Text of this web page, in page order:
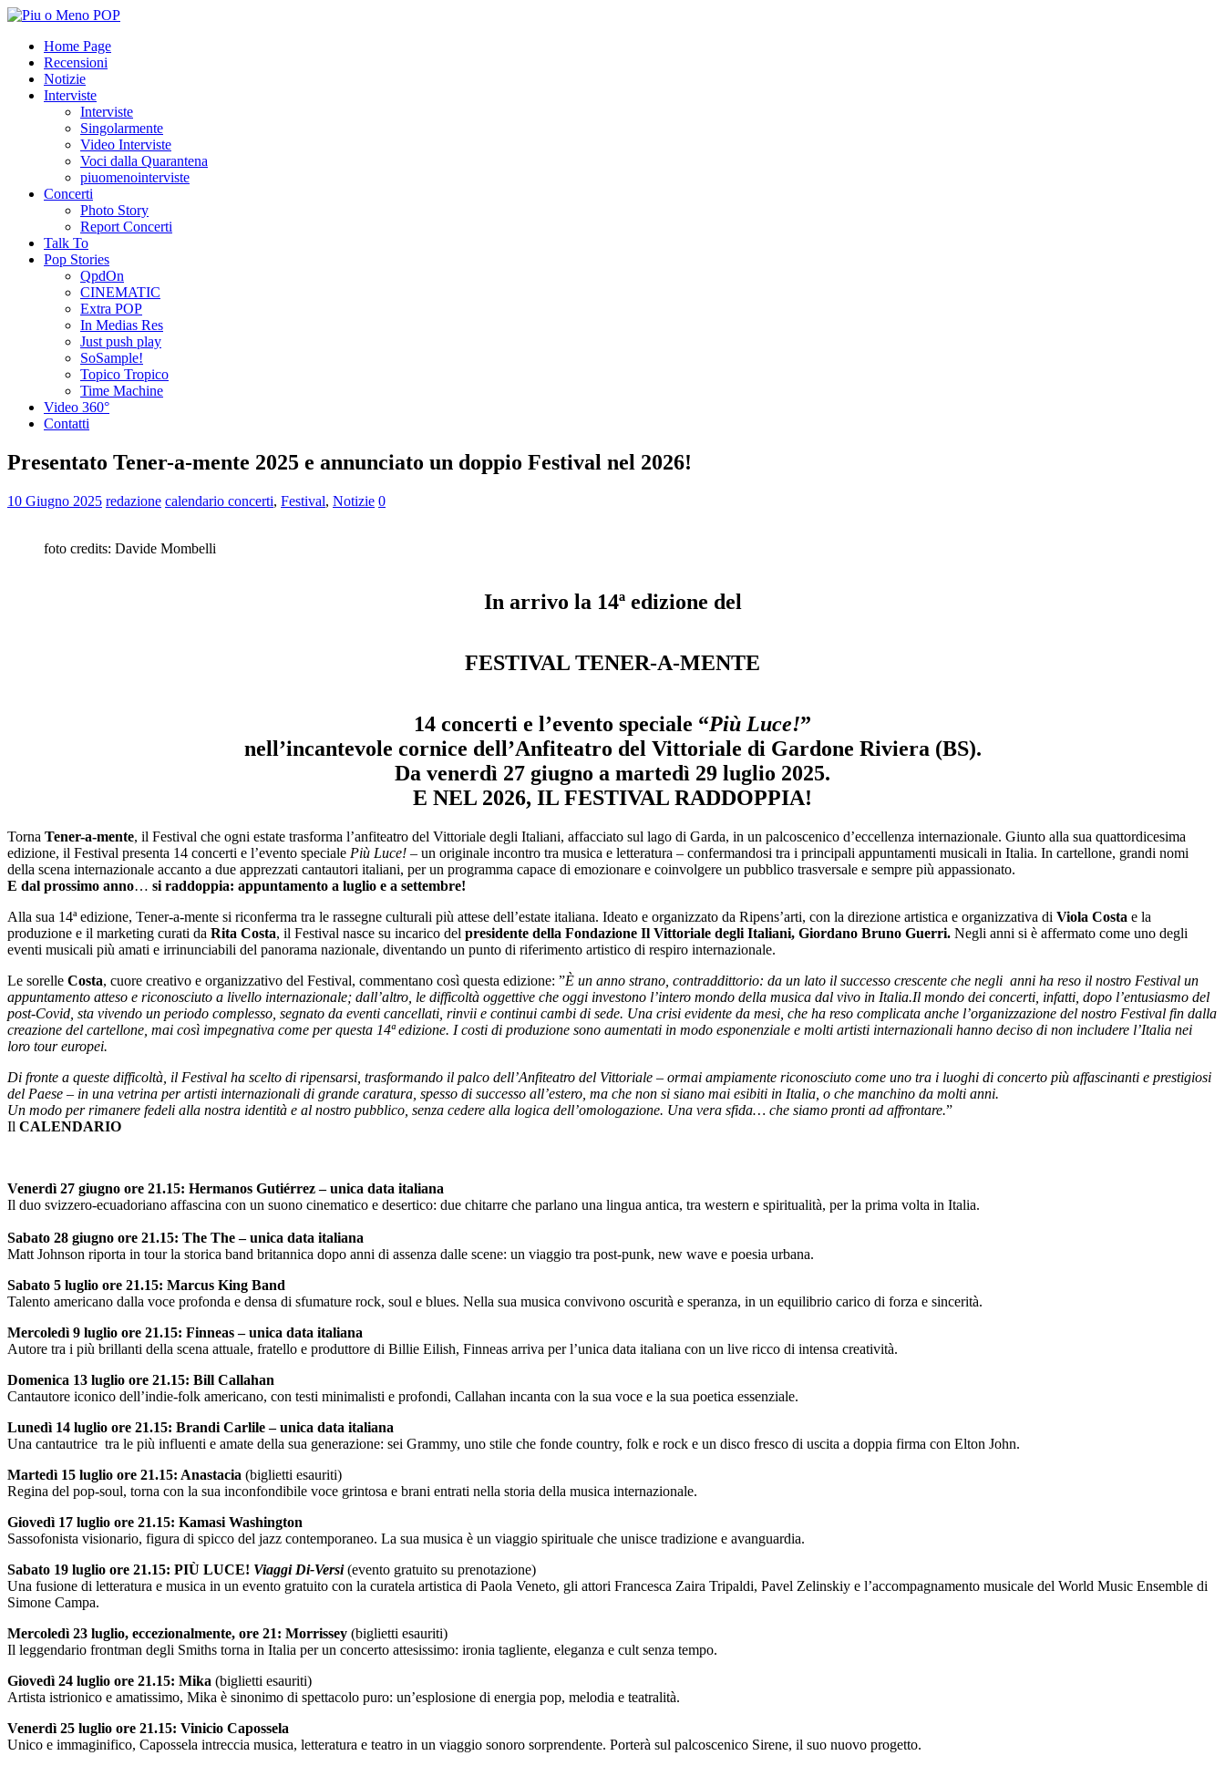
Home Page
Recensioni
Notizie
Interviste
Interviste
Singolarmente
Video Interviste
Voci dalla Quarantena
piuomenointerviste
Concerti
Photo Story
Report Concerti
Talk To
Pop Stories
QpdOn
CINEMATIC
Extra POP
In Medias Res
Just push play
SoSample!
Topico Tropico
Time Machine
Video 360°
Contatti
Presentato Tener-a-mente 2025 e annunciato un doppio Festival nel 2026!
10 Giugno 2025 redazione calendario concerti, Festival, Notizie 0
foto credits: Davide Mombelli
In arrivo la 14ª edizione del
FESTIVAL TENER-A-MENTE
14 concerti e l’evento speciale “Più Luce!”
nell’incantevole cornice dell’Anfiteatro del Vittoriale di Gardone Riviera (BS).
Da venerdì 27 giugno a martedì 29 luglio 2025.
E NEL 2026, IL FESTIVAL RADDOPPIA!
Torna Tener-a-mente, il Festival che ogni estate trasforma l’anfiteatro del Vittoriale degli Italiani, affacciato sul lago di Garda, in un palcoscenico d’eccellenza internazionale. Giunto alla sua quattordicesima
edizione, il Festival presenta 14 concerti e l’evento speciale Più Luce! – un originale incontro tra musica e letteratura – confermandosi tra i principali appuntamenti musicali in Italia. In cartellone, grandi nomi
della scena internazionale accanto a due apprezzati cantautori italiani, per un programma capace di emozionare e coinvolgere un pubblico trasversale e sempre più appassionato.
E dal prossimo anno… si raddoppia: appuntamento a luglio e a settembre!
Alla sua 14ª edizione, Tener-a-mente si riconferma tra le rassegne culturali più attese dell’estate italiana. Ideato e organizzato da Ripens’arti, con la direzione artistica e organizzativa di Viola Costa e la
produzione e il marketing curati da Rita Costa, il Festival nasce su incarico del presidente della Fondazione Il Vittoriale degli Italiani, Giordano Bruno Guerri. Negli anni si è affermato come uno degli
eventi musicali più amati e irrinunciabili del panorama nazionale, diventando un punto di riferimento artistico di respiro internazionale.
Le sorelle Costa, cuore creativo e organizzativo del Festival, commentano così questa edizione: ”È un anno strano, contraddittorio: da un lato il successo crescente che negli anni ha reso il nostro Festival un
appuntamento atteso e riconosciuto a livello internazionale; dall’altro, le difficoltà oggettive che oggi investono l’intero mondo della musica dal vivo in Italia.Il mondo dei concerti, infatti, dopo l’entusiasmo del
post-Covid, sta vivendo un periodo complesso, segnato da eventi cancellati, rinvii e continui cambi di sede. Una crisi evidente da mesi, che ha reso complicata anche l’organizzazione del nostro Festival fin dalla
creazione del cartellone, mai così impegnativa come per questa 14ª edizione. I costi di produzione sono aumentati in modo esponenziale e molti artisti internazionali hanno deciso di non includere l’Italia nei
loro tour europei.
Di fronte a queste difficoltà, il Festival ha scelto di ripensarsi, trasformando il palco dell’Anfiteatro del Vittoriale – ormai ampiamente riconosciuto come uno tra i luoghi di concerto più affascinanti e prestigiosi
del Paese – in una vetrina per artisti internazionali di grande caratura, spesso di successo all’estero, ma che non si siano mai esibiti in Italia, o che manchino da molti anni.
Un modo per rimanere fedeli alla nostra identità e al nostro pubblico, senza cedere alla logica dell’omologazione. Una vera sfida… che siamo pronti ad affrontare.”
Il CALENDARIO
Venerdì 27 giugno ore 21.15: Hermanos Gutiérrez – unica data italiana
Il duo svizzero-ecuadoriano affascina con un suono cinematico e desertico: due chitarre che parlano una lingua antica, tra western e spiritualità, per la prima volta in Italia.
Sabato 28 giugno ore 21.15: The The – unica data italiana
Matt Johnson riporta in tour la storica band britannica dopo anni di assenza dalle scene: un viaggio tra post-punk, new wave e poesia urbana.
Sabato 5 luglio ore 21.15: Marcus King Band
Talento americano dalla voce profonda e densa di sfumature rock, soul e blues. Nella sua musica convivono oscurità e speranza, in un equilibrio carico di forza e sincerità.
Mercoledì 9 luglio ore 21.15: Finneas – unica data italiana
Autore tra i più brillanti della scena attuale, fratello e produttore di Billie Eilish, Finneas arriva per l’unica data italiana con un live ricco di intensa creatività.
Domenica 13 luglio ore 21.15: Bill Callahan
Cantautore iconico dell’indie-folk americano, con testi minimalisti e profondi, Callahan incanta con la sua voce e la sua poetica essenziale.
Lunedì 14 luglio ore 21.15: Brandi Carlile – unica data italiana
Una cantautrice tra le più influenti e amate della sua generazione: sei Grammy, uno stile che fonde country, folk e rock e un disco fresco di uscita a doppia firma con Elton John.
Martedì 15 luglio ore 21.15: Anastacia (biglietti esauriti)
Regina del pop-soul, torna con la sua inconfondibile voce grintosa e brani entrati nella storia della musica internazionale.
Giovedì 17 luglio ore 21.15: Kamasi Washington
Sassofonista visionario, figura di spicco del jazz contemporaneo. La sua musica è un viaggio spirituale che unisce tradizione e avanguardia.
Sabato 19 luglio ore 21.15: PIÙ LUCE! Viaggi Di-Versi(evento gratuito su prenotazione)
Una fusione di letteratura e musica in un evento gratuito con la curatela artistica di Paola Veneto, gli attori Francesca Zaira Tripaldi, Pavel Zelinskiy e l’accompagnamento musicale del World Music Ensemble di
Simone Campa.
Mercoledì 23 luglio, eccezionalmente, ore 21: Morrissey (biglietti esauriti)
Il leggendario frontman degli Smiths torna in Italia per un concerto attesissimo: ironia tagliente, eleganza e cult senza tempo.
Giovedì 24 luglio ore 21.15: Mika (biglietti esauriti)
Artista istrionico e amatissimo, Mika è sinonimo di spettacolo puro: un’esplosione di energia pop, melodia e teatralità.
Venerdì 25 luglio ore 21.15: Vinicio Capossela
Unico e immaginifico, Capossela intreccia musica, letteratura e teatro in un viaggio sonoro sorprendente. Porterà sul palcoscenico Sirene, il suo nuovo progetto.